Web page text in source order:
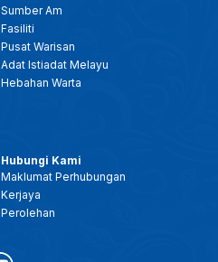
Sumber Am
Fasiliti
Pusat Warisan
Adat Istiadat Melayu
Hebahan Warta
Hubungi Kami
Maklumat Perhubungan
Kerjaya
Perolehan